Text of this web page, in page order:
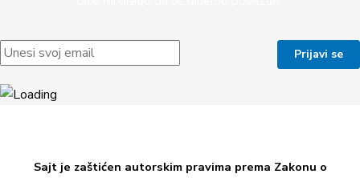
Sajt je zaštićen autorskim pravima prema Zakonu o